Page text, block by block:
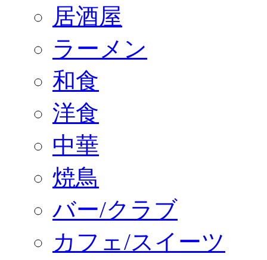
居酒屋
ラーメン
和食
洋食
中華
焼鳥
バー/クラブ
カフェ/スイーツ